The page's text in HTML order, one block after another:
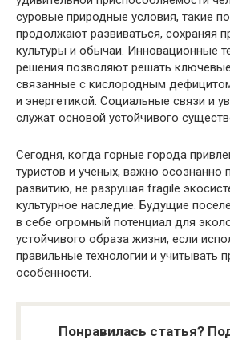
суровые природные условия, такие
продолжают развиваться, сохраняя
культуры и обычаи. Инновационные
решения позволяют решать
связанные с кислородным
и энергетикой. Социальные связи и
служат основой устойчивого
Сегодня, когда горные города
туристов и ученых, важно осознанно
развитию, не разрушая fragile
культурное наследие. Будущие
в себе огромный потенциал для
устойчивого образа жизни, если
правильные технологии и учитывать
особенности.
Понравилась статья?